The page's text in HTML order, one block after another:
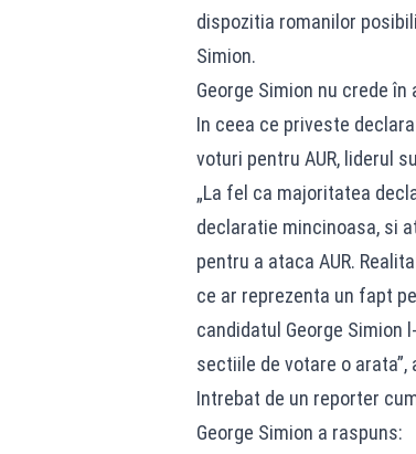
dispozitia romanilor
Simion.
George Simion nu crede
In ceea ce priveste
voturi pentru AUR, liderul
„La fel ca majoritatea
declaratie mincinoasa, si
pentru a ataca AUR.
ce ar reprezenta un fapt
candidatul George Simion
sectiile de votare o arata”,
Intrebat de un reporter
George Simion a raspuns: